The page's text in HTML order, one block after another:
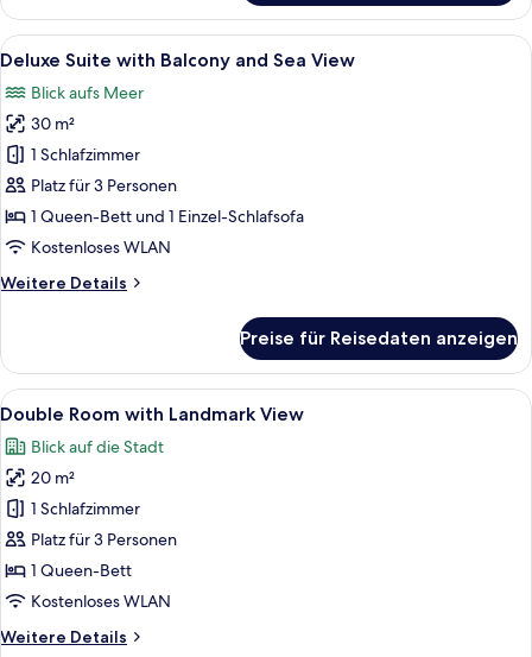
oder
Zweibettzimmer,
Meerblick
Alle
Fotos
für
Deluxe
Suite
with
Balcony
and
View
Ein Balkon mit Blick auf das Meer
6
Deluxe Suite with Balcony and Sea View
Blick aufs Meer
30 m²
1 Schlafzimmer
Platz für 3 Personen
1 Queen-Bett und 1 Einzel-Schlafsofa
Kostenloses WLAN
Weitere Details
Weitere
Suite
with
Balcony
Sea
View
Preise für Reisedaten anzeigen
Alle
Fotos
für
Double
Room
with
Landmark
View
Ein großes Bett mit gestepptem
13
Double Room with Landmark View
Blick auf die Stadt
20 m²
1 Schlafzimmer
Platz für 3 Personen
1 Queen-Bett
Kostenloses WLAN
Weitere Details
Weitere